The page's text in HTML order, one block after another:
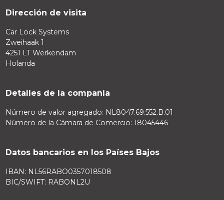
Dirección de visita
Car Lock Systems
Zweihaak 1
4251 LT Werkendam
Holanda
Detalles de la compañía
Número de valor agregado: NL8047.69.552.B.01
Número de la Cámara de Comercio: 18045446
Datos bancarios en los Países Bajos
IBAN: NL56RABO0357018508
BIC/SWIFT: RABONL2U